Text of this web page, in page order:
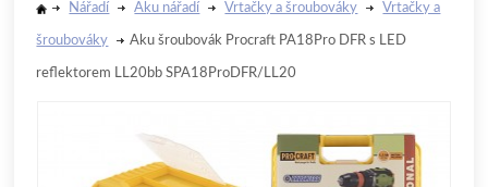
Nářadí Aku nářadí Vrtačky a šroubováky Vrtačky a
šroubováky Aku šroubovák Procraft PA18Pro DFR s LED
reflektorem LL20bb SPA18ProDFR/LL20